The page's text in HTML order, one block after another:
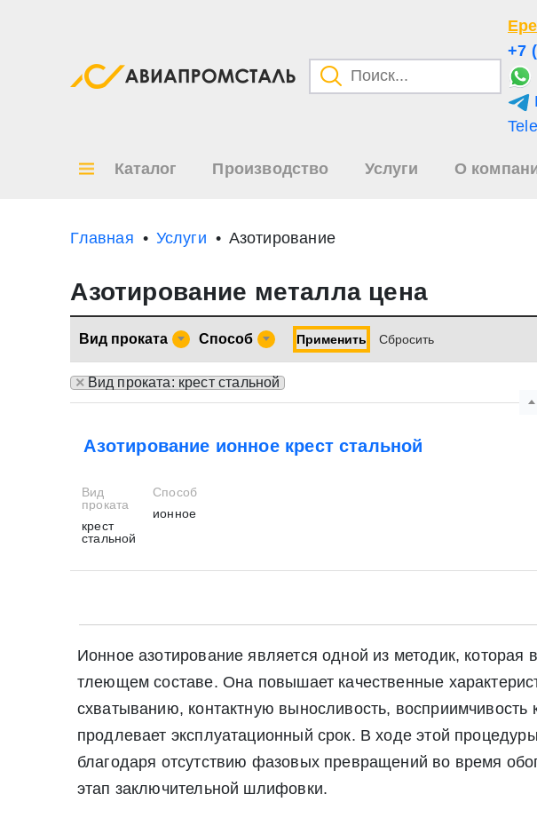
+7
Каталог Производство Услуги О
Главная Услуги Азотирование
Азотирование металла цена
Вид проката Способ Применить Cбросить
× Вид проката: крест стальной
Азотирование ионное крест стальной
Вид
проката
крест
стальной
Способ
ионное
Ионное азотирование является одной из методик, которая
тлеющем составе. Она повышает качественные
схватыванию, контактную выносливость,
продлевает эксплуатационный срок. В ходе этой
благодаря отсутствию фазовых превращений во время
этап заключительной шлифовки.